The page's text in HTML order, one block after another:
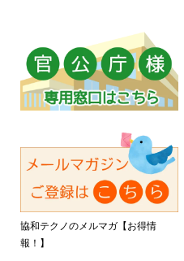
協和テクノのメルマガ【お得情
報！】